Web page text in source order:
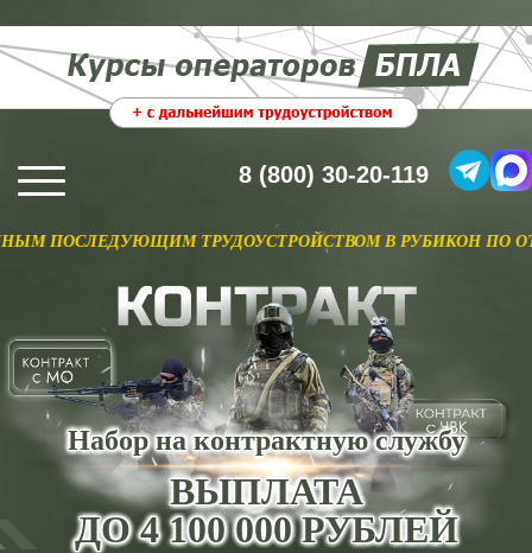
8 (800) 30-20-119
ТРУДОУСТРОЙСТВОМ В РУБИКОН ПО
Набор на контрактную службу
ВЫПЛАТА
ДО 4 100 000 РУБЛЕЙ